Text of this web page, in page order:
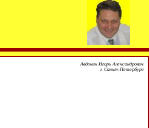
Авдонин Игорь Александрович
г. Санкт-Петербург